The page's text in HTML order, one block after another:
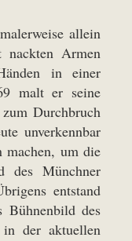
allein
Armen
in einer
malt er seine
Durchbruch
unverkennbar
machen, um die
des Münchner
entstand
Bühnenbild des
der aktuellen